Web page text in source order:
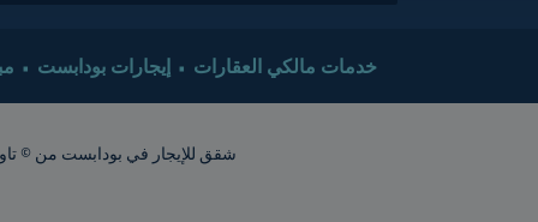
خدمات مالكي العقارات إيجارات بودابست
شقق للإيجار في بودابست من © تاور إنترناشيونال 2015. جميع الحقوق محفوظة. أشعار الشقق تقريبية. ينبغي